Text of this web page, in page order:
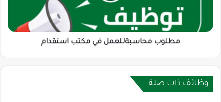
مطلوب محاسبةللعمل في مكتب استقدام
وظائف ذات صلة